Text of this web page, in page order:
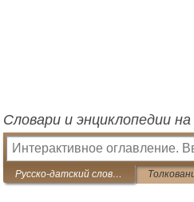
Словари и энциклопедии
Русско-датский словарь